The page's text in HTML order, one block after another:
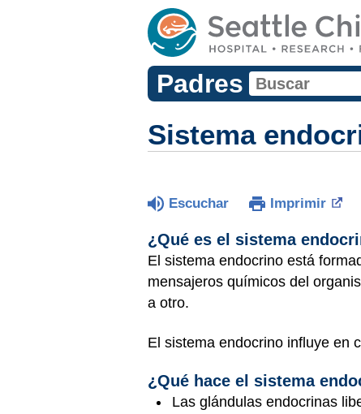
Padres
Sistema
Escuchar Imprimir
¿Qué es el sistema
El sistema endocrino está
mensajeros químicos del
a otro.
El sistema endocrino influye en
¿Qué hace el sistema
Las glándulas endocrinas